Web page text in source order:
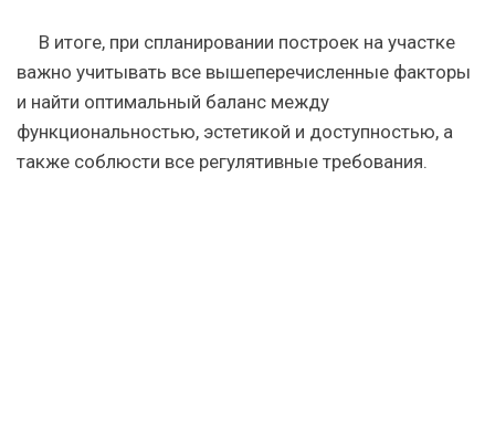
В итоге, при спланировании построек на участке
важно учитывать все вышеперечисленные факторы
и найти оптимальный баланс между
функциональностью, эстетикой и доступностью, а
также соблюсти все регулятивные требования.